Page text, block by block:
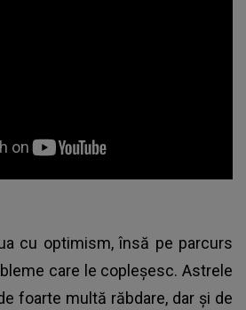
cu optimism, însă pe parcurs
care le copleșesc. Astrele
foarte multă răbdare, dar și de